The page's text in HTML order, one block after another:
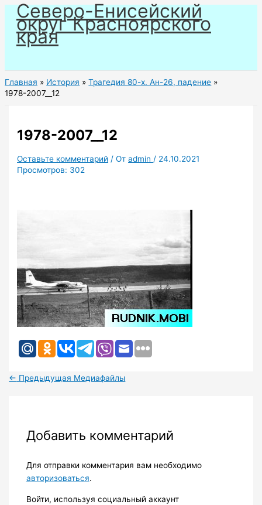
Перейти
содержимому
Северо-Енисейский
округ Красноярского
края
Главная История
Трагедия 80-х. Ан-26, падение
1978-2007__12
1978-2007__12
Оставьте комментарий / Отadmin / 24.10.2021
Просмотров: 302
← Предыдущая Медиафайлы
Добавить комментарий
Для отправки комментария вам необходимо
авторизоваться.
Войти, используя социальный аккаунт